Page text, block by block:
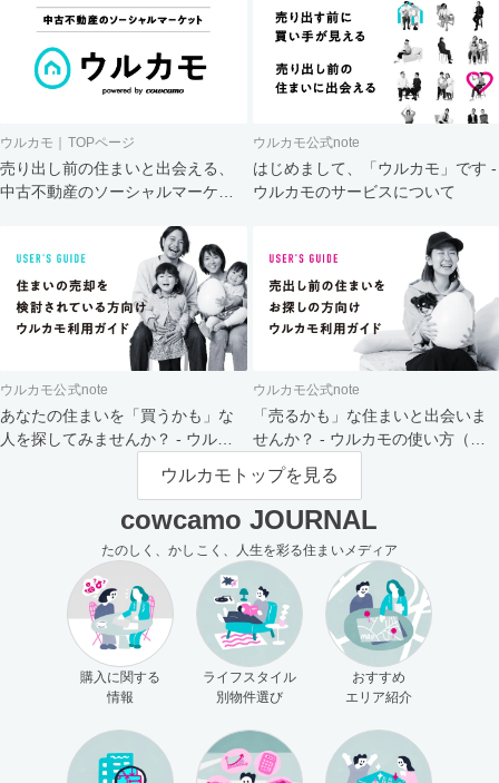
ウルカモ｜TOPページ
売り出し前の住まいと出会える、
中古不動産のソーシャルマーケッ
ウルカモ公式note
はじめまして、「ウルカモ」です -
ウルカモのサービスについて
ウルカモ公式note
あなたの住まいを「買うかも」な
人を探してみませんか？ - ウルカ
ウルカモ公式note
「売るかも」な住まいと出会いま
せんか？ - ウルカモの使い方（買
主さま向け）
ウルカモトップを見る
cowcamo JOURNAL
たのしく、かしこく、人生を彩る住まいメディア
購入に関する
情報
ライフスタイル
別物件選び
おすすめ
エリア紹介